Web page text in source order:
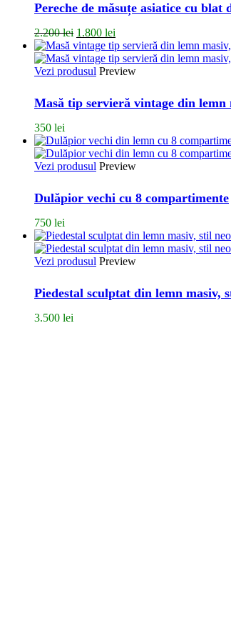
Pereche de măsuțe asiatice cu
2.200lei Prețul
inițial
a
fost:
1.800 lei
curent
este:
1.800 lei.
Vezi produsul Preview
Masă tip servieră vintage din
350 lei
Vezi produsul Preview
Dulăpior vechi cu 8 compartimente
750 lei
Vezi produsul Preview
Piedestal sculptat din lemn masiv,
3.500 lei